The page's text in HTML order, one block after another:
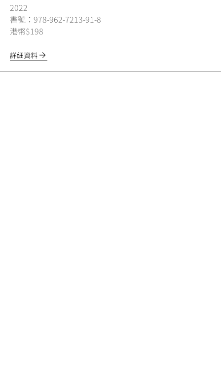
2022
書號：978-962-7213-91-8
港幣$198
詳細資料